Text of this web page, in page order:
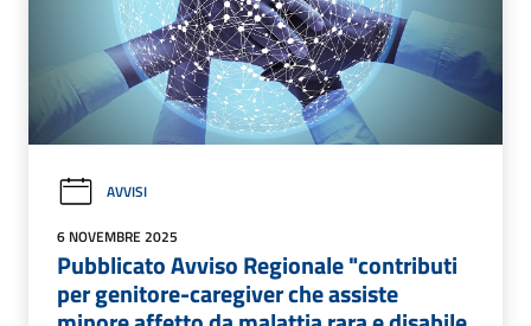
AVVISI
6 NOVEMBRE 2025
Pubblicato Avviso Regionale "contributi
per genitore-caregiver che assiste